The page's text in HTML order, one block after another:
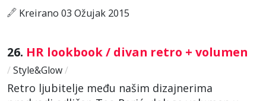
Kreirano 03 Ožujak 2015
26. HR lookbook / divan retro + volumen
/ Style&Glow/
Retro ljubitelje među našim dizajnerima